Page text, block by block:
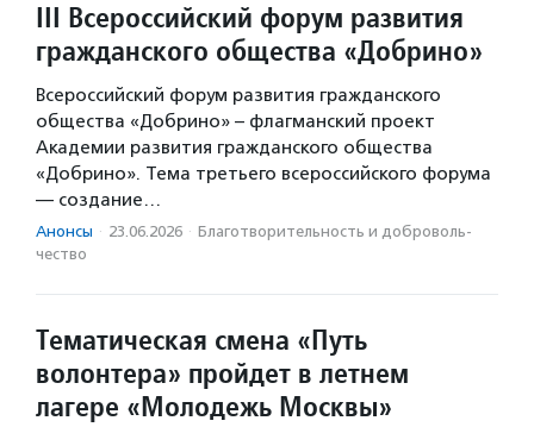
III Всероссийский форум развития
гражданского общества «Добрино»
Всероссийский форум развития гражданского
общества «Добрино» – флагманский проект
Академии развития гражданского общества
«Добрино». Тема третьего всероссийского форума
— создание…
Анонсы · 23.06.2026 · Благотвори­тель­ность и доброволь­
чест­во
Тематическая смена «Путь
волонтера» пройдет в летнем
лагере «Молодежь Москвы»